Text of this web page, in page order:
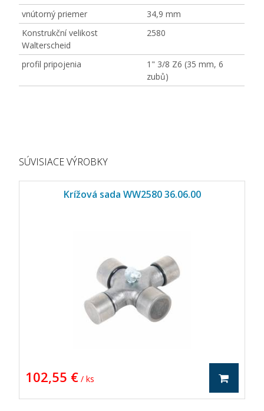
vnútorný priemer
34,9 mm
Konstrukční velikost
Walterscheid
2580
profil pripojenia
1" 3/8 Z6 (35 mm, 6
zubů)
SÚVISIACE VÝROBKY
Krížová sada WW2580 36.06.00
102,55 € / ks